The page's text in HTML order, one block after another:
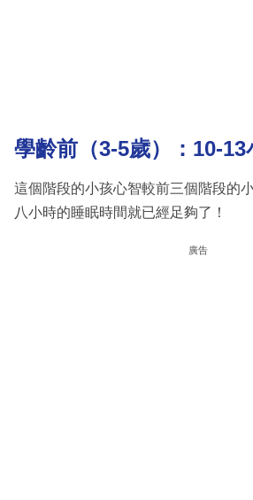
學齡前（3-5歲）：10-13
這個階段的小孩心智較前三個階段的
八小時的睡眠時間就已經足夠了！
廣告